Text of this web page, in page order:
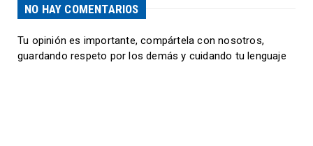
NO HAY COMENTARIOS
Tu opinión es importante, compártela con nosotros,
guardando respeto por los demás y cuidando tu lenguaje